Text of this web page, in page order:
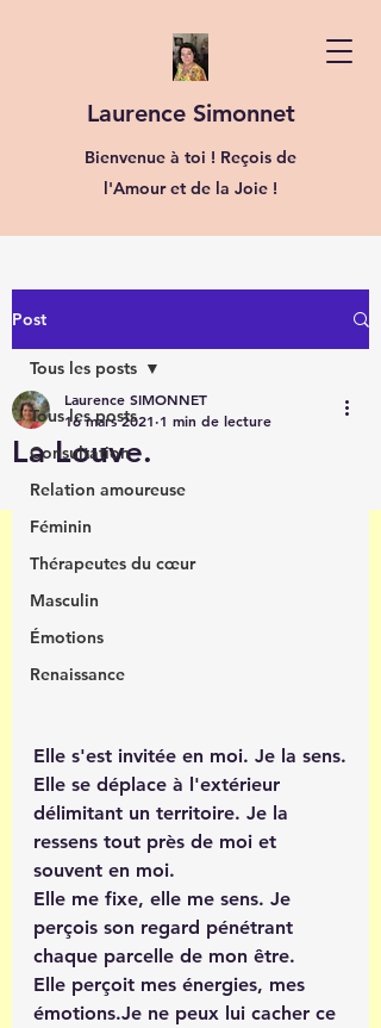
Laurence Simonnet
Bienvenue à toi ! Reçois de
l'Amour et de la Joie !
Post
Tous les posts
Consultation
Relation amoureuse
Féminin
Thérapeutes du cœur
Masculin
Émotions
Renaissance
Tous les posts
La Louve.
Laurence SIMONNET
16 mars 2021 1 min de lecture
Elle s'est invitée en moi. Je la sens.
Elle se déplace à l'extérieur
délimitant un territoire. Je la
ressens tout près de moi et
souvent en moi.
Elle me fixe, elle me sens. Je
perçois son regard pénétrant
chaque parcelle de mon être.
Elle perçoit mes énergies, mes
émotions.Je ne peux lui cacher ce